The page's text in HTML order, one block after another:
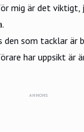
mig är det viktigt,
den som tacklar är
har uppsikt är
ANNONS